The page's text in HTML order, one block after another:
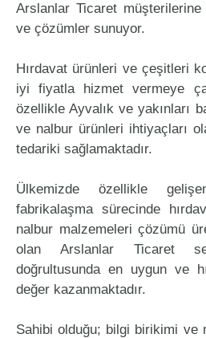
Arslanlar Ticaret
ve çözümler sunuyor.
Hırdavat ürünleri ve çeşitleri
iyi fiyatla hizmet vermeye
özellikle Ayvalık ve yakınları
ve nalbur ürünleri ihtiyaçları
tedariki sağlamaktadır.
Ülkemizde özellikle
fabrikalaşma sürecinde
nalbur malzemeleri çözümü
olan Arslanlar Ticaret
doğrultusunda en uygun ve
değer kazanmaktadır.
Sahibi olduğu; bilgi birikimi ve